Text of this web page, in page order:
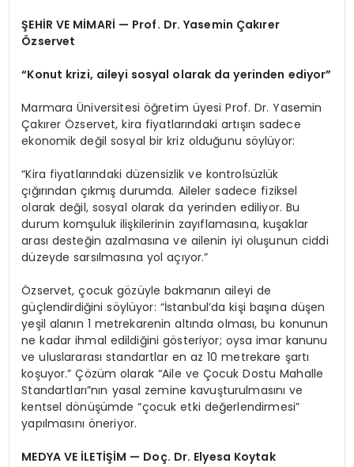
ŞEHİR VE MİMARİ — Prof. Dr. Yasemin Çakırer
Özservet
“Konut krizi, aileyi sosyal olarak da yerinden ediyor”
Marmara Üniversitesi öğretim üyesi Prof. Dr. Yasemin
Çakırer Özservet, kira fiyatlarındaki artışın sadece
ekonomik değil sosyal bir kriz olduğunu söylüyor:
“Kira fiyatlarındaki düzensizlik ve kontrolsüzlük
çığırından çıkmış durumda. Aileler sadece fiziksel
olarak değil, sosyal olarak da yerinden ediliyor. Bu
durum komşuluk ilişkilerinin zayıflamasına, kuşaklar
arası desteğin azalmasına ve ailenin iyi oluşunun ciddi
düzeyde sarsılmasına yol açıyor.”
Özservet, çocuk gözüyle bakmanın aileyi de
güçlendirdiğini söylüyor: “İstanbul’da kişi başına düşen
yeşil alanın 1 metrekarenin altında olması, bu konunun
ne kadar ihmal edildiğini gösteriyor; oysa imar kanunu
ve uluslararası standartlar en az 10 metrekare şartı
koşuyor.” Çözüm olarak “Aile ve Çocuk Dostu Mahalle
Standartları”nın yasal zemine kavuşturulmasını ve
kentsel dönüşümde “çocuk etki değerlendirmesi”
yapılmasını öneriyor.
MEDYA VE İLETİŞİM — Doç. Dr. Elyesa Koytak